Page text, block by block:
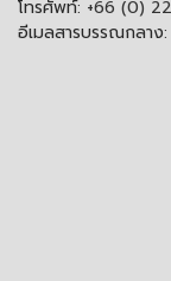
โทรศัพท์: +66 (0)
อีเมลสารบรรณกลาง: